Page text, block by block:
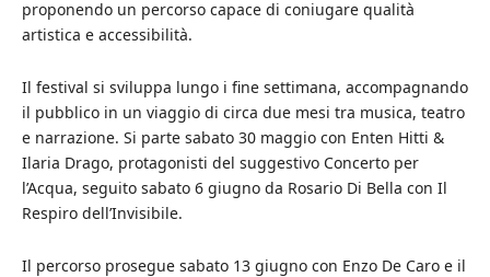
proponendo un percorso capace di coniugare qualità
artistica e accessibilità.
Il festival si sviluppa lungo i fine settimana, accompagnando
il pubblico in un viaggio di circa due mesi tra musica, teatro
e narrazione. Si parte sabato 30 maggio con Enten Hitti &
Ilaria Drago, protagonisti del suggestivo Concerto per
l’Acqua, seguito sabato 6 giugno da Rosario Di Bella con Il
Respiro dell’Invisibile.
Il percorso prosegue sabato 13 giugno con Enzo De Caro e il